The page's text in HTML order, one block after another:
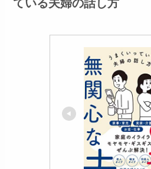
ている夫婦の話し方